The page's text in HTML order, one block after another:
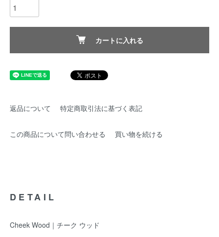
カートに入れる
返品について 特定商取引法に基づく表記
この商品について問い合わせる 買い物を続ける
DETAIL
Cheek Wood｜チーク ウッド